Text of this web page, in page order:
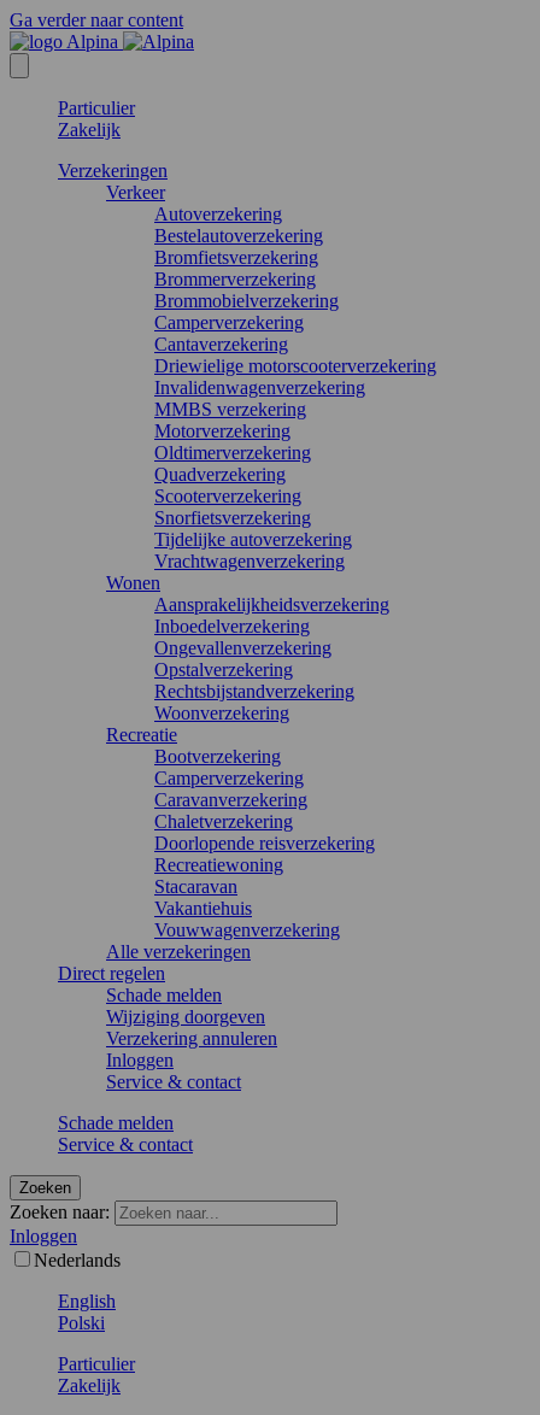
Ga verder naar content
Particulier
Zakelijk
Verzekeringen
Verkeer
Autoverzekering
Bestelautoverzekering
Bromfietsverzekering
Brommerverzekering
Brommobielverzekering
Camperverzekering
Cantaverzekering
Driewielige motorscooterverzekering
Invalidenwagenverzekering
MMBS verzekering
Motorverzekering
Oldtimerverzekering
Quadverzekering
Scooterverzekering
Snorfietsverzekering
Tijdelijke autoverzekering
Vrachtwagenverzekering
Wonen
Aansprakelijkheidsverzekering
Inboedelverzekering
Ongevallenverzekering
Opstalverzekering
Rechtsbijstandverzekering
Woonverzekering
Recreatie
Bootverzekering
Camperverzekering
Caravanverzekering
Chaletverzekering
Doorlopende reisverzekering
Recreatiewoning
Stacaravan
Vakantiehuis
Vouwwagenverzekering
Alle verzekeringen
Direct regelen
Schade melden
Wijziging doorgeven
Verzekering annuleren
Inloggen
Service & contact
Schade melden
Service & contact
Zoeken
Zoeken naar:
Inloggen
Nederlands
English
Polski
Particulier
Zakelijk